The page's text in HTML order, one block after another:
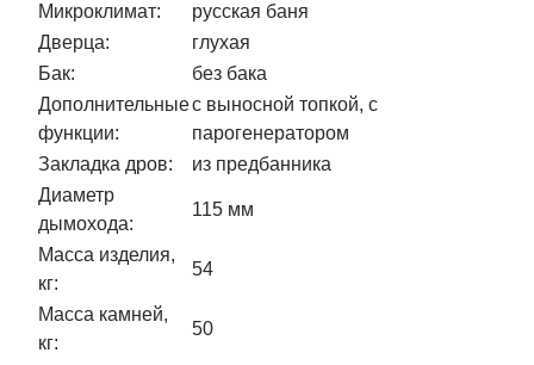
Микроклимат:
русская баня
Дверца:
глухая
Бак:
без бака
Дополнительные
функции:
с выносной топкой, с
парогенератором
Закладка дров:
из предбанника
Диаметр
дымохода:
115 мм
Масса изделия,
кг:
54
Масса камней,
кг:
50